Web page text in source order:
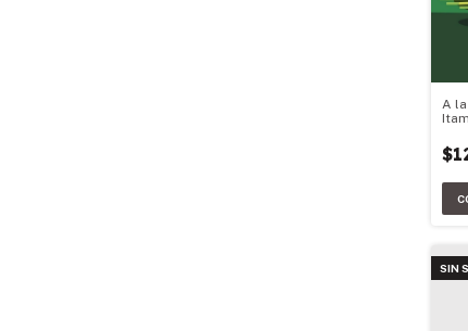
A
SIN